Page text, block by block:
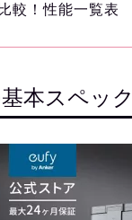
較！性能一覧表
本スペッ